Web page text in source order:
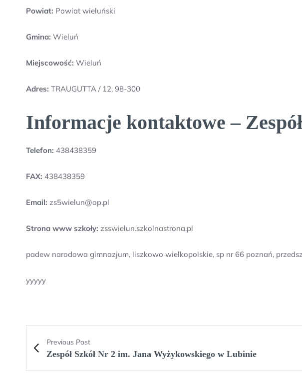
Powiat: Powiat wieluński
Gmina: Wieluń
Miejscowość: Wieluń
Adres: TRAUGUTTA / 12, 98-300
Informacje kontaktowe –
Telefon: 438438359
FAX: 438438359
Email: zs5wielun@op.pl
Strona www szkoły: zsswielun.szkolnastrona.pl
padew narodowa gimnazjum, liszkowo wielkopolskie, sp nr 66 poznań,
yyyyy
Previous Post
Zespół Szkół Nr 2 im. Jana Wyżykowskiego w Lubinie